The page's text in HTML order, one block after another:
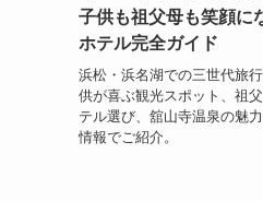
子供も祖父母も笑顔に
ホテル完全ガイド
浜松・浜名湖での三世代旅
供が喜ぶ観光スポット、祖
テル選び、舘山寺温泉の魅
情報でご紹介。